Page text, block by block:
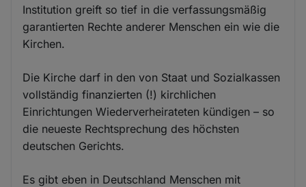
Institution greift so tief in die verfassungsmäßig
garantierten Rechte anderer Menschen ein wie die
Kirchen.
Die Kirche darf in den von Staat und Sozialkassen
vollständig finanzierten (!) kirchlichen
Einrichtungen Wiederverheirateten kündigen – so
die neueste Rechtsprechung des höchsten
deutschen Gerichts.
Es gibt eben in Deutschland Menschen mit